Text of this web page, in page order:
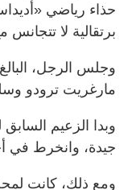
حذاء رياضي
برتقالية لا تتجانس
مارغريت ترودو
وبدا الزعيم
جيدة، وانخرط في
ومع ذلك، كانت